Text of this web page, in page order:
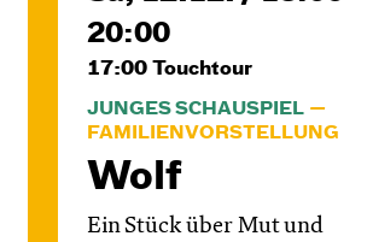
20:00
17:00 Touchtour
JUNGES SCHAUSPIEL
FAMILIENVORSTELLUNG
Wolf
Ein Stück über Mut und